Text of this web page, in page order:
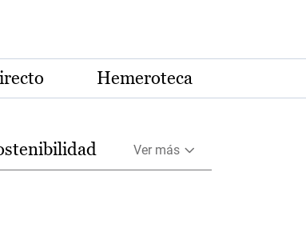
Hemeroteca
Ver más